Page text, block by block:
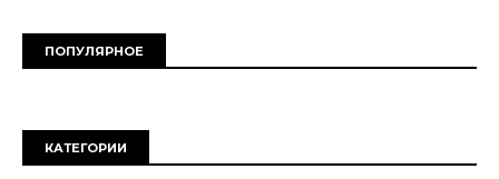
ПОПУЛЯРНОЕ
КАТЕГОРИИ